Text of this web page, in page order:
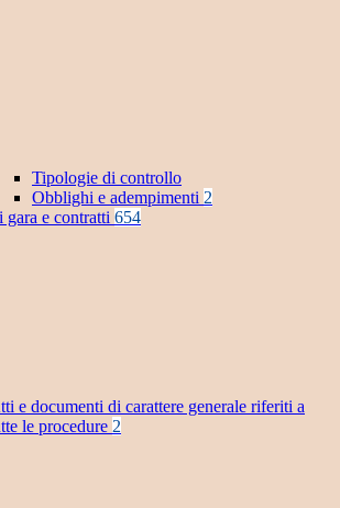
Tipologie di controllo
Obblighi e adempimenti 2
gara e contratti 654
e documenti di carattere generale riferiti a
le procedure 2